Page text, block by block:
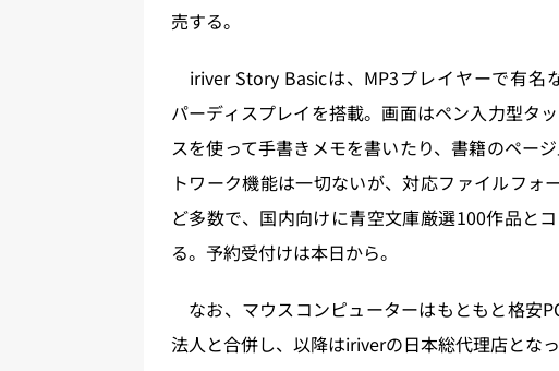
o
k
売する。
iriver Story Basicは、MP3プレイヤーで有名
パーディスプレイを搭載。画面はペン入力型タ
スを使って手書きメモを書いたり、書籍のペー
トワーク機能は一切ないが、対応ファイルフォ
ど多数で、国内向けに青空文庫厳選100作品と
る。予約受付けは本日から。
なお、マウスコンピューターはもともと格安
法人と合併し、以降はiriverの日本総代理店となっ